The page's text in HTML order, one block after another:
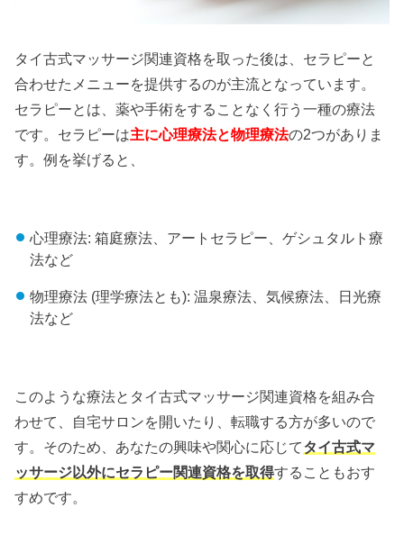
タイ古式マッサージ関連資格を取った後は、セラピーと
合わせたメニューを提供するのが主流となっています。
セラピーとは、薬や手術をすることなく行う一種の療法
です。セラピーは主に心理療法と物理療法の2つがありま
す。例を挙げると、
心理療法: 箱庭療法、アートセラピー、ゲシュタルト療
法など
物理療法 (理学療法とも): 温泉療法、気候療法、日光療
法など
このような療法とタイ古式マッサージ関連資格を組み合
わせて、自宅サロンを開いたり、転職する方が多いので
す。そのため、あなたの興味や関心に応じてタイ古式マ
ッサージ以外にセラピー関連資格を取得することもおす
すめです。